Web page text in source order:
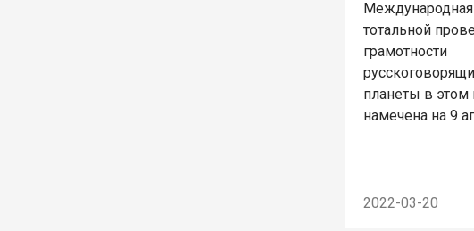
тотальной
грамотности
планеты в этом
намечена на 9
2022-03-20